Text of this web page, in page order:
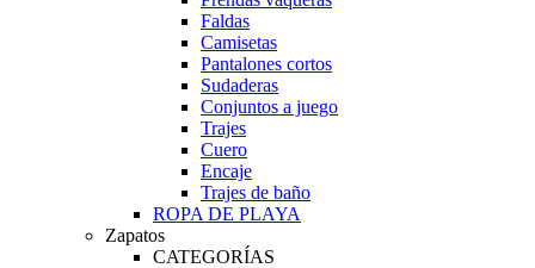
Faldas
Camisetas
Pantalones cortos
Sudaderas
Conjuntos a juego
Trajes
Cuero
Encaje
Trajes de baño
ROPA DE PLAYA
Zapatos
CATEGORÍAS